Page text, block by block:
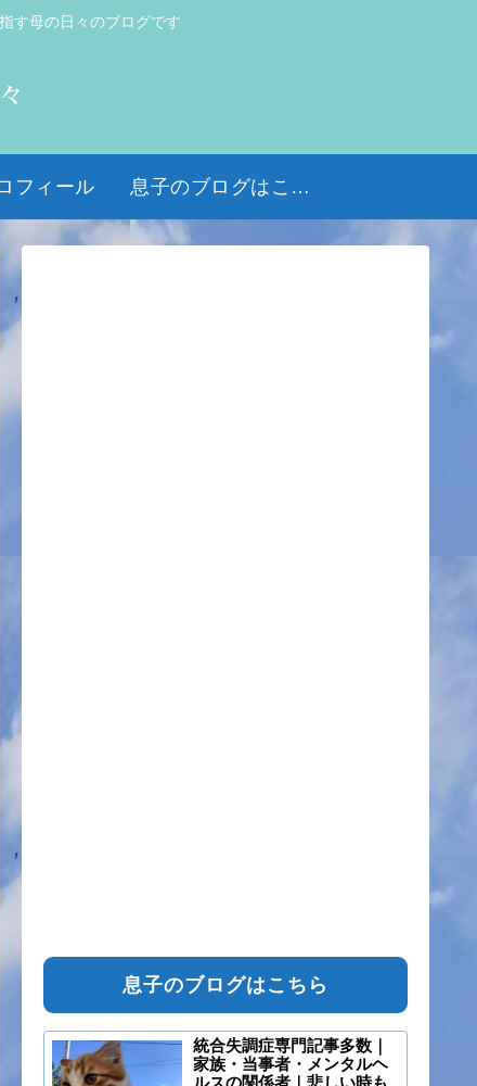
す母の日々のブログです
フィール 息子のブログはこちら
息子のブログはこちら
統合失調症専門記事多数｜
家族・当事者・メンタルヘ